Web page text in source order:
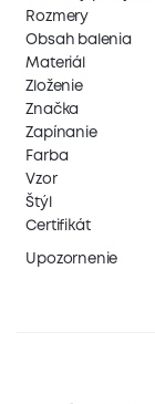
Rozmery
Obsah balenia
Materiál
Zloženie
Značka
Zapínanie
Farba
Vzor
Štýl
Certifikát
Upozornenie